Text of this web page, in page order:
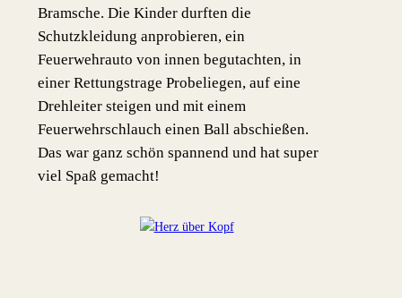
Bramsche. Die Kinder durften die
Schutzkleidung anprobieren, ein
Feuerwehrauto von innen begutachten, in
einer Rettungstrage Probeliegen, auf eine
Drehleiter steigen und mit einem
Feuerwehrschlauch einen Ball abschießen.
Das war ganz schön spannend und hat super
viel Spaß gemacht!